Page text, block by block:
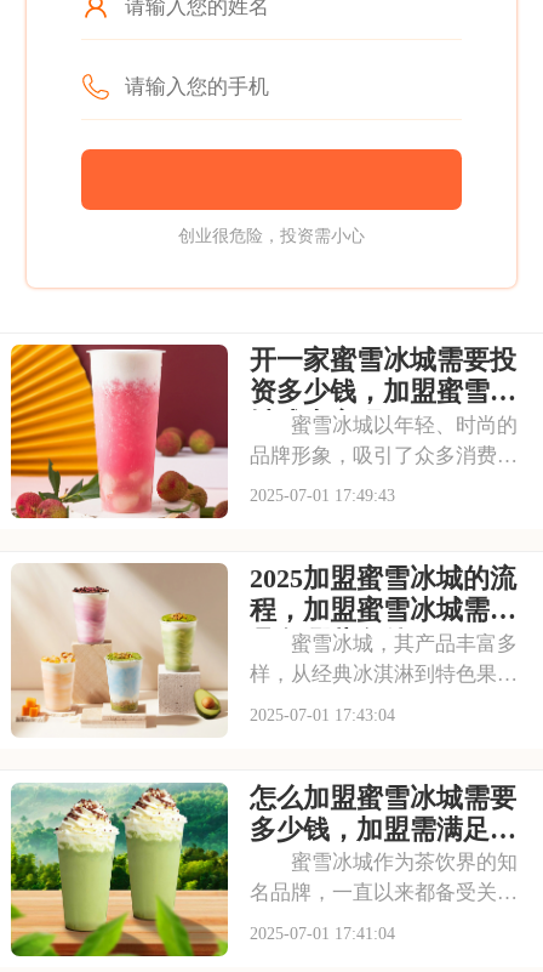
创业很危险，投资需小心
开一家蜜雪冰城需要投
资多少钱，加盟蜜雪冰
城成本高吗
蜜雪冰城以年轻、时尚的
品牌形象，吸引了众多消费者
的目光。其成熟的运营模式和
冰城需要投入多少费用呢？以
下是开一家蜜雪冰城需要投资
多少钱，加盟蜜雪冰
2025-07-01 17:49:43
2025加盟蜜雪冰城的流
程，加盟蜜雪冰城需要
具备哪些条件
蜜雪冰城，其产品丰富多
样，从经典冰淇淋到特色果
茶，满足不同消费者口味。门
力和市场潜力，让众多投资者
心动不已，那么加盟蜜雪冰城
需要多少费用呢？以下
2025-07-01 17:43:04
怎么加盟蜜雪冰城需要
多少钱，加盟需满足哪
些条件
蜜雪冰城作为茶饮界的知
名品牌，一直以来都备受关
注。它以丰富的产品线和高性
2025-07-01 17:41:04